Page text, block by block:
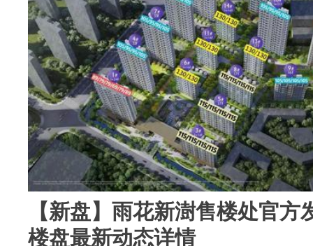
【新盘】雨花新澍售楼处官
楼盘最新动态详情